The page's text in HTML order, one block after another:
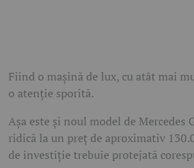
Fiind o mașină de lux, cu atât mai
o atenție sporită.
Așa este și noul model de Mercedes
ridică la un preț de aproximativ
de investiție trebuie protejată